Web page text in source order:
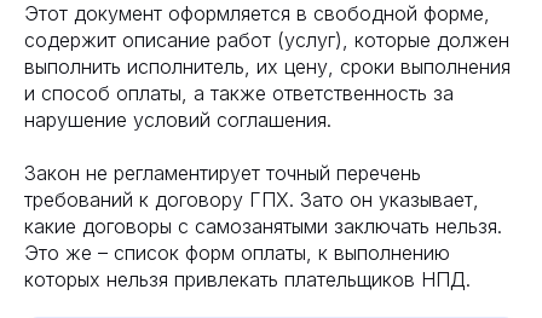
Этот документ оформляется в свободной форме,
содержит описание работ (услуг), которые должен
выполнить исполнитель, их цену, сроки выполнения
и способ оплаты, а также ответственность за
нарушение условий соглашения.
Закон не регламентирует точный перечень
требований к договору ГПХ. Зато он указывает,
какие договоры с самозанятыми заключать нельзя.
Это же – список форм оплаты, к выполнению
которых нельзя привлекать плательщиков НПД.